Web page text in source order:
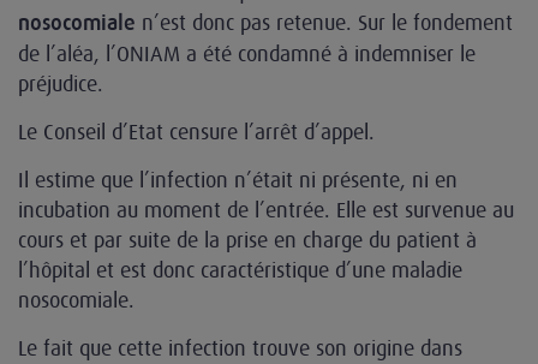
nosocomiale n’est donc pas retenue. Sur le fondement
de l’aléa, l’ONIAM a été condamné à indemniser le
préjudice.
Le Conseil d’Etat censure l’arrêt d’appel.
Il estime que l’infection n’était ni présente, ni en
incubation au moment de l’entrée. Elle est survenue au
cours et par suite de la prise en charge du patient à
l’hôpital et est donc caractéristique d’une maladie
nosocomiale.
Le fait que cette infection trouve son origine dans